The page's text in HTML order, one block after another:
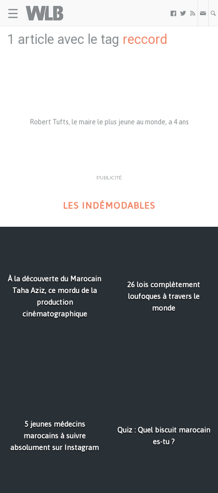
☰   
1 article avec le tag reccord
Robert Tufts, le maire le plus jeune au monde, a 4 ans
PUBLICITÉ
LES INDÉMODABLES
À la découverte du Marocain
Taha Aziz, ce mordu de la
production
cinématographique
26 lois complètement
loufoques à travers le
monde
5 jeunes médecins
marocains à suivre
absolument sur Instagram
Quiz : Quel biscuit marocain
es-tu ?